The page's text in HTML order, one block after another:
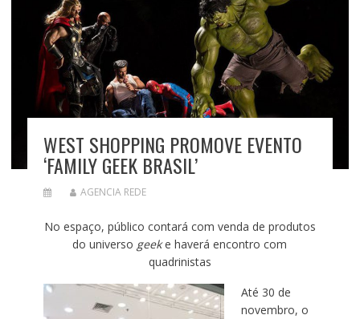
WEST SHOPPING PROMOVE EVENTO
‘FAMILY GEEK BRASIL’
AGENCIA REDE
No espaço, público contará com venda de produtos
do universo geeke haverá encontro com
quadrinistas
Até 30 de
novembro, o